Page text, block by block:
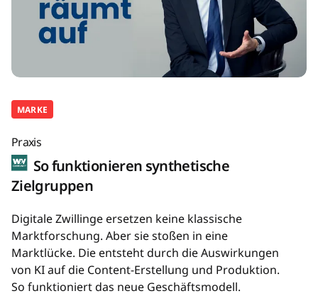
MARKE
Praxis
So funktionieren synthetische
Zielgruppen
Digitale Zwillinge ersetzen keine klassische
Marktforschung. Aber sie stoßen in eine
Marktlücke. Die entsteht durch die Auswirkungen
von KI auf die Content-Erstellung und Produktion.
So funktioniert das neue Geschäftsmodell.